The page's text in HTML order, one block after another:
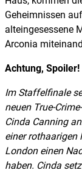
Geheimnissen
alteingesessene
Arconia
Achtung, Spoiler!
Im Staffelfinale
neuen True-
Cinda Canning
einer rothaarigen
London einen
haben. Cinda